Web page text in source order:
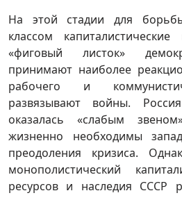
На этой стадии для
классом
«фиговый листок»
принимают наиболее
рабочего и
развязывают войны.
оказалась «слабым
жизненно необходимы
преодоления кризиса.
монополистический
ресурсов и наследия СССР